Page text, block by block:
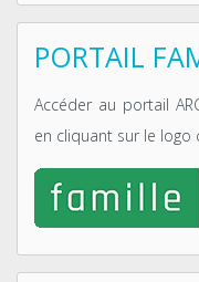
PORTAIL
Accéder au portail
en cliquant sur le logo